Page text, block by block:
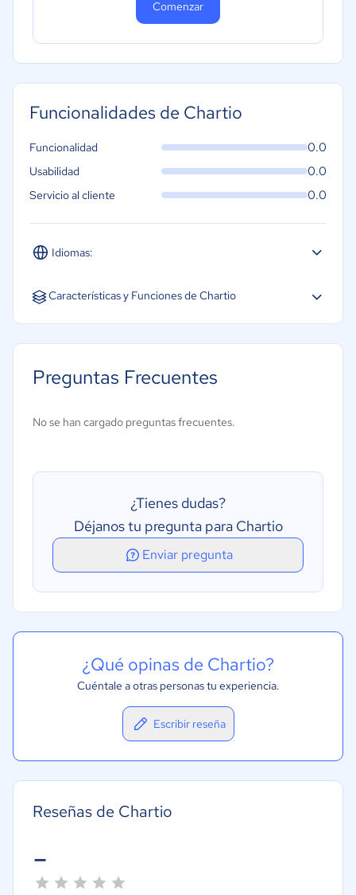
Comenzar
Funcionalidades de Chartio
Idiomas:
Inglés
Funcionalidad 0.0
Usabilidad 0.0
Servicio al cliente 0.0
Características y Funciones de Chartio
Preguntas Frecuentes
No se han cargado preguntas frecuentes.
¿Tienes dudas?
Déjanos tu pregunta para Chartio
Enviar pregunta
¿Qué opinas de Chartio?
Cuéntale a otras personas tu experiencia.
Escribir reseña
Reseñas de Chartio
-